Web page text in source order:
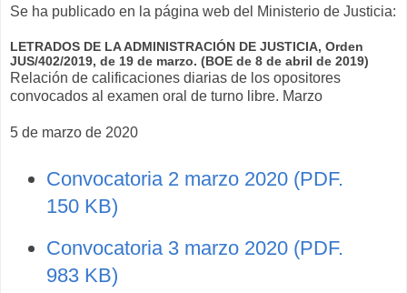
Se ha publicado en la página web del Ministerio de Justicia:
LETRADOS DE LA ADMINISTRACIÓN DE JUSTICIA, Orden
JUS/402/2019, de 19 de marzo. (BOE de 8 de abril de 2019)
Relación de calificaciones diarias de los opositores
convocados al examen oral de turno libre. Marzo
5 de marzo de 2020
Convocatoria 2 marzo 2020 (PDF.
150 KB)
Convocatoria 3 marzo 2020 (PDF.
983 KB)